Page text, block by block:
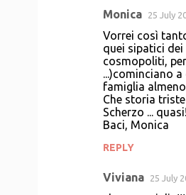
Monica 25 July
Vorrei così
quei sipatici
cosmopoliti,
...)cominciano
famiglia
Che storia
Scherzo ... quasi!
Baci, Monica
REPLY
Viviana 25 July